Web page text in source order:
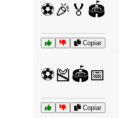
⚽🎉🏅🏟️
Copiar
⚽🎽🏟️📅
Copiar